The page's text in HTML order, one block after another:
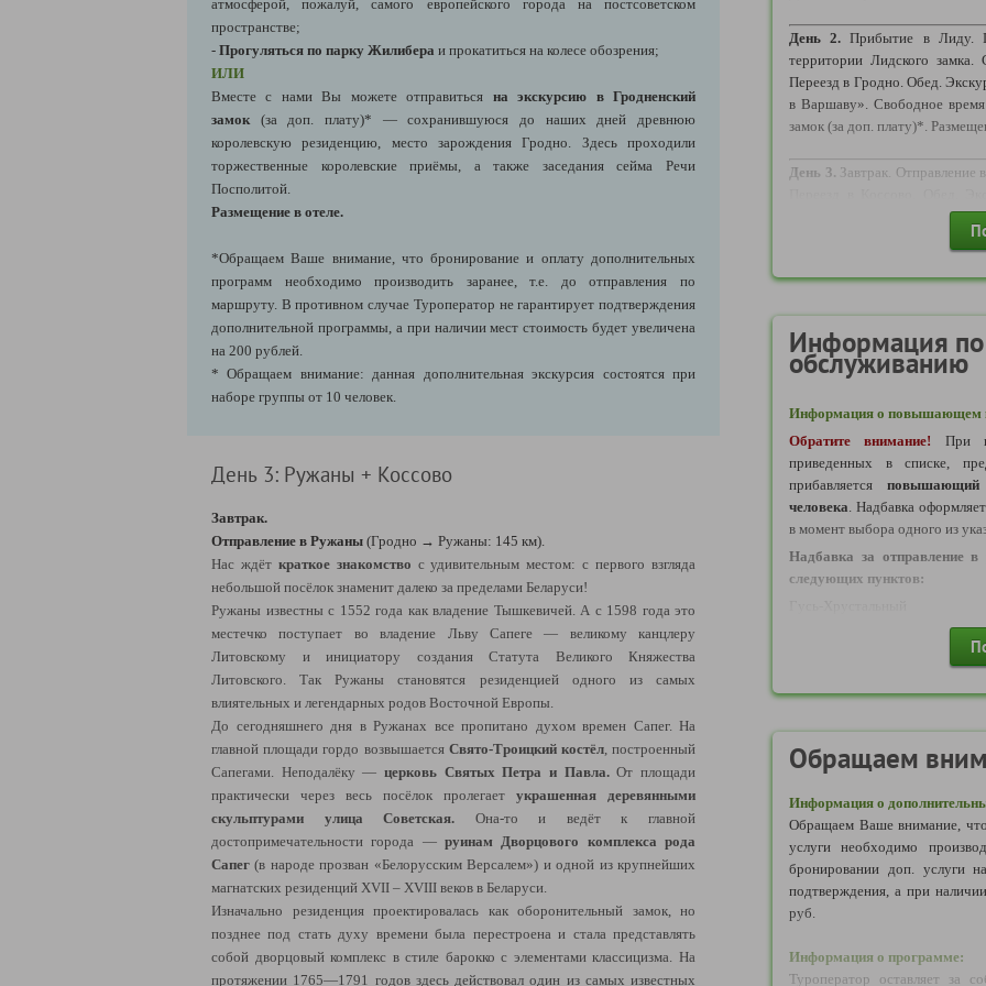
атмосферой, пожалуй, самого европейского города на постсоветском
пространстве;
- Прогуляться по парку Жилибера и прокатиться на колесе обозрения;
ИЛИ
Вместе с нами Вы можете отправиться на экскурсию в Гродненский
замок
(за доп. плату)*
— сохранившуюся до наших дней древнюю
королевскую резиденцию, место зарождения Гродно. Здесь проходили
торжественные королевские приёмы, а также заседания сейма Речи
Посполитой.
Размещение в отеле.
*Обращаем Ваше внимание, что бронирование и оплату дополнительных
программ необходимо производить заранее, т.е. до отправления по
маршруту. В противном случае Туроператор не гарантирует подтверждения
дополнительной программы, а при наличии мест стоимость будет увеличена
на 200 рублей.
* Обращаем внимание: данная дополнительная экскурсия состоятся при
наборе группы от 10 человек.
День 3: Ружаны + Коссово
Завтрак.
Отправление в Ружаны (Гродно → Ружаны: 145 км).
Нас ждёткраткое знакомство с удивительным местом: с первого взгляда
небольшой посёлок знаменит далеко за пределами Беларуси!
Ружаны известны с 1552 года как владение Тышкевичей. А с 1598 года это
местечко поступает во владение Льву Сапеге — великому канцлеру
Литовскому и инициатору создания Статута Великого Княжества
Литовского. Так Ружаны становятся резиденцией одного из самых
влиятельных и легендарных родов Восточной Европы.
До сегодняшнего дня в Ружанах все пропитано духом времен Сапег. На
главной площади гордо возвышаетсяСвято-Троицкий костёл, построенный
Сапегами. Неподалёку — церковь Святых Петра и Павла.От площади
практически через весь посёлок пролегает украшенная деревянными
скульптурами улица Советская. Она-то и ведёт к главной
достопримечательности города — руинам Дворцового комплекса рода
Сапег(в народе прозван «Белорусским Версалем») и одной из крупнейших
магнатских резиденций XVII – XVIII веков в Беларуси.
Изначально резиденция проектировалась как оборонительный замок, но
позднее под стать духу времени была перестроена и стала представлять
собой дворцовый комплекс в стиле барокко с элементами классицизма. На
протяжении 1765—1791 годов здесь действовал один из самых известных
Требуются следующие
1) ДЛЯ ВЗРОСЛОГО
- Действующий
В соответствии с
Правительства Российской
(далее – Положение), имеет
от 14 лет – до достижения
от 20 лет – до достижения
граждане Российской
внутрироссийскому
внутрироссийского
возраста 20 и 45 лет, а
сведений о дате (число,
до дня оформления нового
дней после дня наступления
- Действующий Паспорт
удостоверяющий личность
- Действующий
Российскую Федерацию до
указанной в паспорте).
2) ДЛЯ
Требуется документ,
-Действующий
ИЛИ
День 2. Прибытие в Лиду.
территории Лидского замка.
Переезд в Гродно. Обед.
в Варшаву». Свободное
замок (за доп. плату)*.
День 3. Завтрак. Отправление
Брест. Размещение в отеле.
День 4.Завтрак.
архитектурные памятники
Информация по
обслуживанию
Информация о повышающем
Обратите внимание!
При
приведенных в списке,
прибавляется повышающий
человека . Надбавка
в момент выбора одного из
Надбавка за отправление
следующих пунктов:
Надбавка за отправление
Голицыно, Дмитров,
Железнодорожный,
Фоминск, Орехово-Зуево,
Селятино, Серпухов,
Чехов, Электросталь).
Надбавка за отправление
следующих пунктов:
Обращаем
Информация о
Обращаем Ваше внимание,
услуги необходимо
бронировании доп. услуги
подтверждения, а при
руб.
Информация о программе:
Туроператор оставляет за